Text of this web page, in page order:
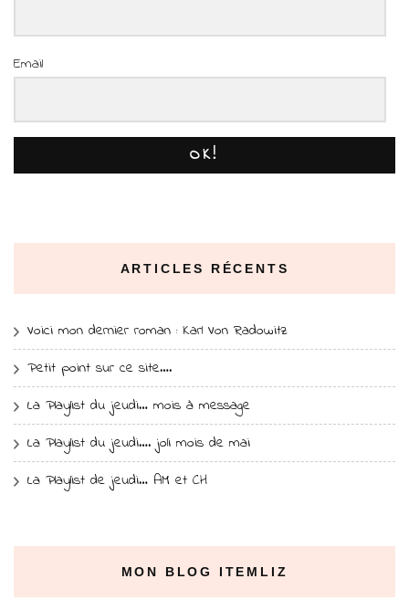
Email
OK!
ARTICLES RÉCENTS
Voici mon dernier roman : Karl Von Radowitz
Petit point sur ce site….
La Playlist du jeudi… mois à message
La Playlist du jeudi…. joli mois de mai
La Playlist de jeudi… AM et CH
MON BLOG ITEMLIZ